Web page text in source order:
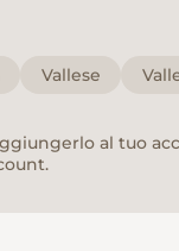
Vallese
al tuo